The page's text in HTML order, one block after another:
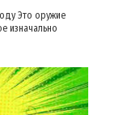
Это оружие
изначально